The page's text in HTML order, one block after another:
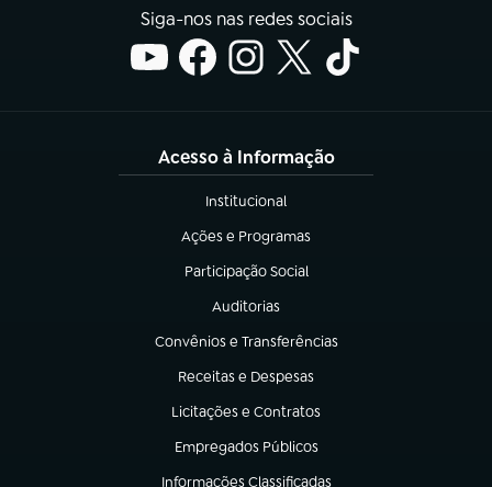
Siga-nos nas redes sociais
Acesso à Informação
Institucional
(abre em nova aba)
Ações e Programas
(abre em nova aba)
Participação Social
(abre em nova aba)
Auditorias
(abre em nova aba)
Convênios e Transferências
(abre em nova aba)
Receitas e Despesas
(abre em nova aba)
Licitações e Contratos
(abre em nova aba)
Empregados Públicos
(abre em nova aba)
Informações Classificadas